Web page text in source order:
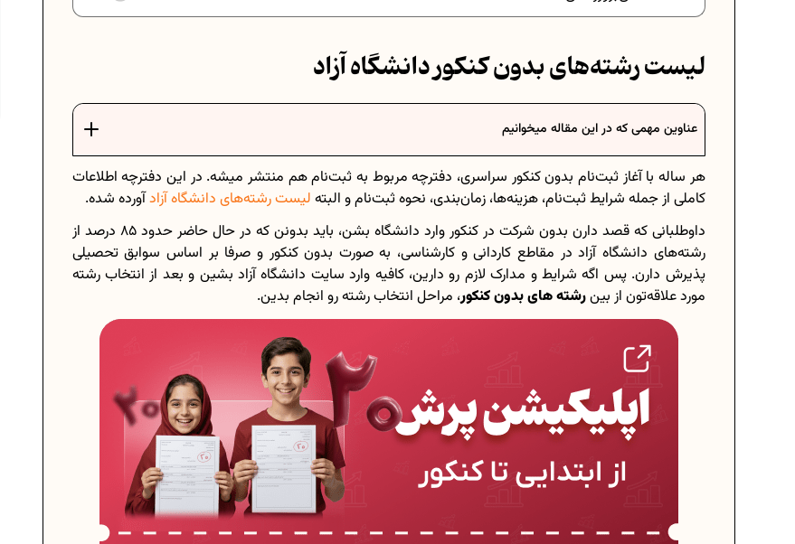
فرمول حجم اشکال هندسی در ریاضیات
عادات افراد موفق
برنامه‌ ریزی درسی هشتم
چگونه برنامه‌ ریزی درسی کنیم؟
دانلود رایگان کتاب‌های دوازدهم...
اعداد صحیح، طبیعی و گویا چه اعدادی...
فرمول حجم اشکال هندسی در ریاضیات
برنامه‌ ریزی درسی هفتم
عادات افراد موفق
برنامه‌ ریزی درسی هشتم
دانلود رایگان نمونه سوالات امتحانی...
دانلود رایگان کتاب‌های دوازدهم...
اعداد صحیح، طبیعی و گویا چه اعدادی...
حذفیات کنکور انسانی 1404
لیست رشته‌های بدون کنکور دانشگاه آزاد
عناوین مهمی که در این مقاله میخوانیم
هر ساله با آغاز ثبت‌نام بدون کنکور سراسری، دفترچه‌ مربوط به ثبت‌نام هم منتشر میشه. در این دفترچه اطلاعات
کاملی از جمله شرایط ثبت‌نام، هزینه‌ها، زمان‌بندی، نحوه ثبت‌نام و البته لیست رشته‌های دانشگاه‌ آزادآورده شده.
داوطلبانی که قصد دارن بدون شرکت در کنکور وارد دانشگاه بشن، باید بدونن که در حال حاضر حدود 85 درصد از
رشته‌های دانشگاه آزاد در مقاطع کاردانی و کارشناسی، به‌ صورت بدون کنکور و صرفا بر اساس سوابق تحصیلی
پذیرش دارن. پس اگه شرایط و مدارک لازم رو دارین، کافیه وارد سایت دانشگاه آزاد بشین و بعد از انتخاب رشته
مورد علاقه‌تون از بینرشته های بدون کنکور، مراحل انتخاب رشته‌ رو انجام بدین.